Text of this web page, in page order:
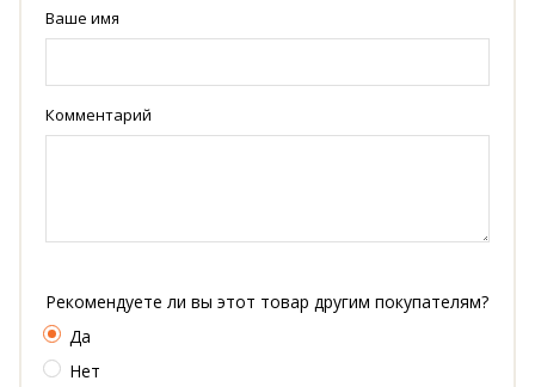
Ваше имя
Комментарий
Рекомендуете ли вы этот товар другим покупателям?
Да
Нет